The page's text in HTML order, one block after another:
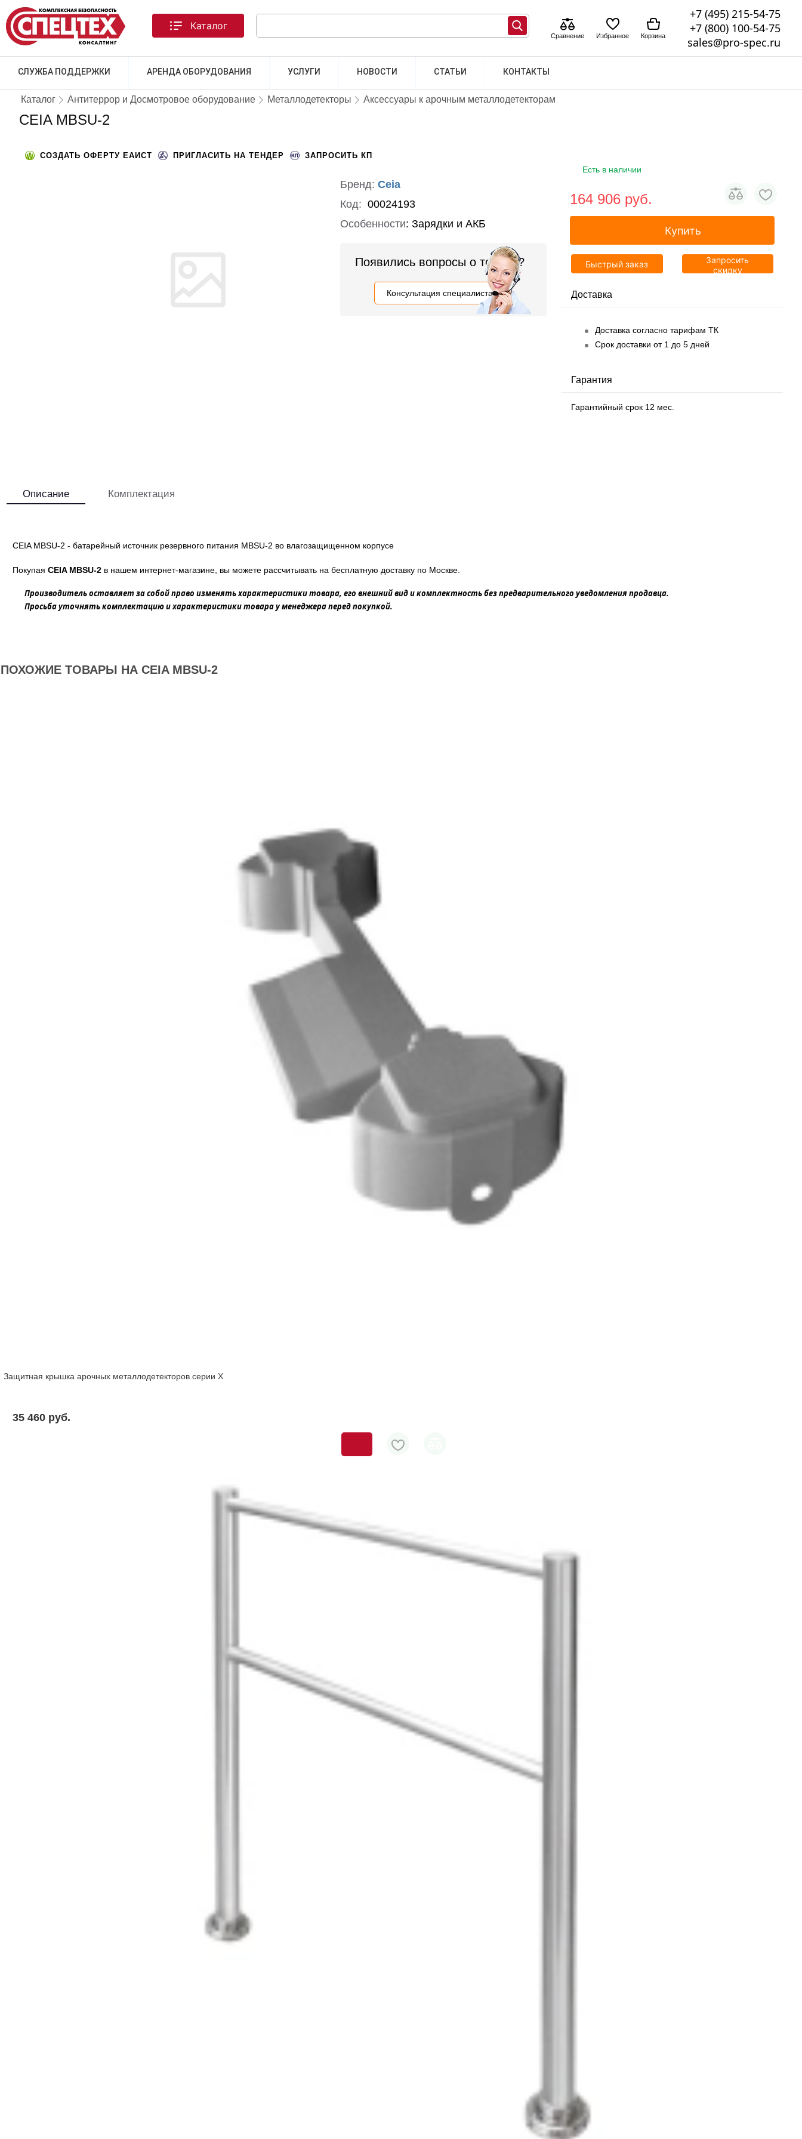
СЛУЖБА ПОДДЕРЖКИ АРЕНДА ОБОРУДОВАНИЯ УСЛУГИ НОВОСТИ СТАТЬИ КОНТАКТЫ
Каталог
Сравнение Избранное Корзина
+7 (495) 215-54-75
+7 (800) 100-54-75
sales@pro-spec.ru
Каталог Антитеррор и Досмотровое оборудование Металлодетекторы Аксессуары к арочным металлодетекторам
CEIA MBSU-2
СОЗДАТЬ ОФЕРТУ ЕАИСТ ПРИГЛАСИТЬ НА ТЕНДЕР ЗАПРОСИТЬ КП
Есть в наличии
Бренд: Ceia
Код: 00024193
Особенности: Зарядки и АКБ
Появились вопросы о товаре?
Консультация специалиста
164 906 pуб.
Купить
Быстрый заказ
Запросить
скидку
Доставка
Доставка согласно тарифам ТК
Срок доставки от 1 до 5 дней
Гарантия
Гарантийный срок 12 мес.
Описание
CEIA MBSU-2 - батарейный источник резервного питания MBSU-2 во влагозащищенном корпусе
Покупая CEIA MBSU-2 в нашем интернет-магазине, вы можете рассчитывать на бесплатную доставку по Москве.
Производитель оставляет за собой право изменять характеристики товара, его внешний вид и комплектность без предварительного уведомления продавца.
Просьба уточнять комплектацию и характеристики товара у менеджера перед покупкой.
Комплектация
ПОХОЖИЕ ТОВАРЫ НА CEIA MBSU-2
Защитная крышка арочных металлодетекторов серии X
35 460 pуб.